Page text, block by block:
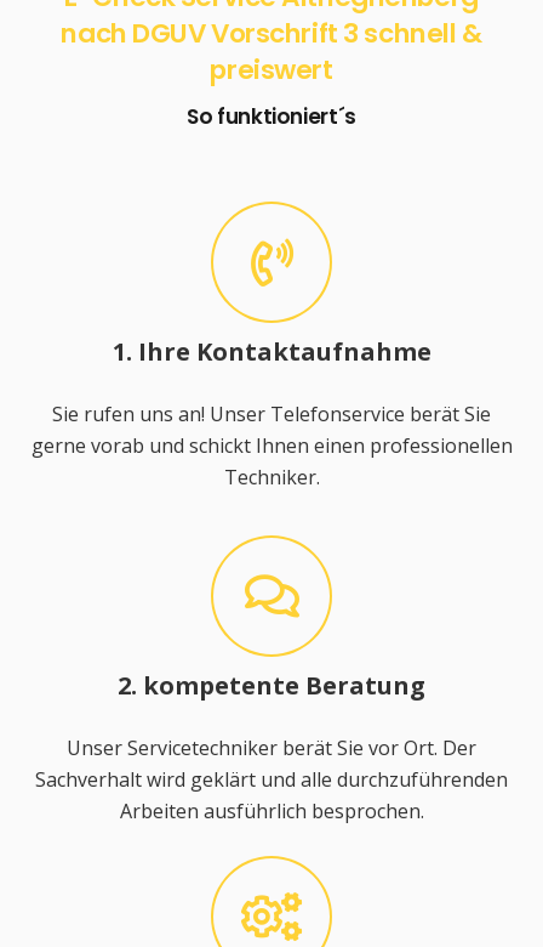
nach DGUV Vorschrift 3 schnell &
preiswert
So funktioniert´s
1. Ihre Kontaktaufnahme
Sie rufen uns an! Unser Telefonservice berät Sie
gerne vorab und schickt Ihnen einen professionellen
Techniker.
2. kompetente Beratung
Unser Servicetechniker berät Sie vor Ort. Der
Sachverhalt wird geklärt und alle durchzuführenden
Arbeiten ausführlich besprochen.